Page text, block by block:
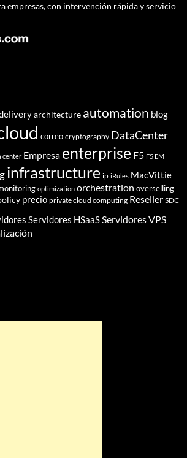
empresas, con intervención rápida y servicio
architecture automation blog
correo cryptography DataCenter
center Empresa enterprise F5 F5 EM
infrastructure ip iRules MacVittie
optimization orchestration overselling
precio private cloud computing Reseller SDC
Servidores HSaaSServidores VPS